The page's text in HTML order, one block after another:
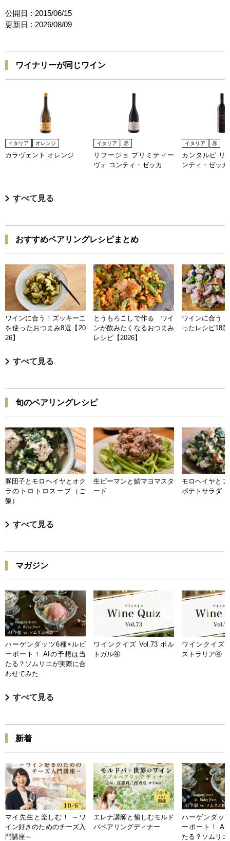
公開日 : 2015/06/15
更新日 : 2026/08/09
ワイナリーが同じワイン
イタリア オレンジ
カラヴェント オレンジ
イタリア 赤
リフージョ プリミティー
ヴォ コンティ・ゼッカ
イタリア 赤
カンタルピ リ
ンティ・ゼッカ
すべて見る
おすすめペアリングレシピまとめ
ワインに合う！ズッキーニ
を使ったおつまみ8選【20
26】
とうもろこしで作る ワイ
ンが飲みたくなるおつまみ
レシピ【2026】
ワインに合う
ったレシピ18
すべて見る
旬のペアリングレシピ
豚団子とモロヘイヤとオク
ラのトロトロスープ（ご
飯）
生ピーマンと鯖マヨマスタ
ード
モロヘイヤと
ポテトサラダ
すべて見る
マガジン
ハーゲンダッツ6種×ルビ
ーポート！ AIの予想は当
たる？ソムリエが実際に合
わせてみた
ワインクイズ Vol.73 ポル
トガル④
ワインクイズ
ストラリア④
すべて見る
新着
マイ先生と楽しむ！ ～ワ
イン好きのためのチーズ入
門講座～
エレナ講師と愉しむモルド
バペアリングディナー
ハーゲンダッ
ーポート！ AI
たる？ソムリ